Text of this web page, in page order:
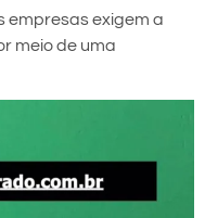
empresas exigem a
meio de uma